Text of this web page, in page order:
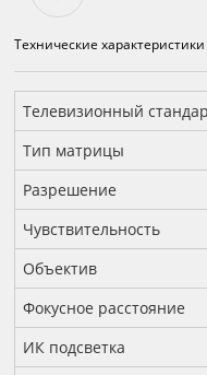
Технические характеристики
Технические
Телевизионный
Тип матрицы
Разрешение
Чувствительность
Объектив
Фокусное расстояние
ИК подсветка